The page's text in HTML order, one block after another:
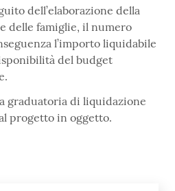
dell’elaborazione della
delle famiglie, il numero
l’importo liquidabile
del budget
graduatoria di liquidazione
progetto in oggetto.